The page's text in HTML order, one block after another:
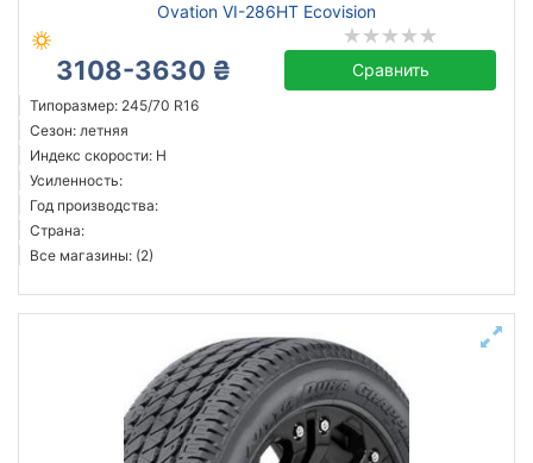
Ovation VI-286HT Ecovision
3108-3630 ₴ Сравнить
Типоразмер: 245/70 R16
Сезон: летняя
Индекс скорости: H
Усиленность:
Год производства:
Страна:
Все магазины: (2)